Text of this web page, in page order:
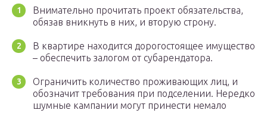
Внимательно прочитать проект обязательства,
обязав вникнуть в них, и вторую строну.
В квартире находится дорогостоящее имущество
– обеспечить залогом от субарендатора.
Ограничить количество проживающих лиц, и
обозначит требования при подселении. Нередко
шумные кампании могут принести немало